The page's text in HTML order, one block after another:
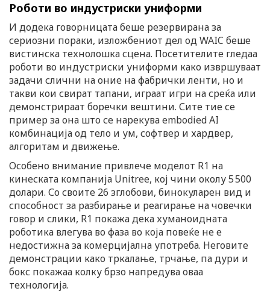
Роботи во индустриски униформи
И додека говорницата беше резервирана за
сериозни пораки, изложбениот дел од WAIC беше
вистинска технолошка сцена. Посетителите гледаа
роботи во индустриски униформи како извршуваат
задачи слични на оние на фабрички ленти, но и
такви кои свират тапани, играат игри на среќа или
демонстрираат боречки вештини. Сите тие се
пример за она што се нарекува embodied AI
комбинација од тело и ум, софтвер и хардвер,
алгоритам и движење.
Особено внимание привлече моделот R1 на
кинеската компанија Unitree, кој чини околу 5 500
долари. Со своите 26 зглобови, бинокуларен вид и
способност за разбирање и реагирање на човечки
говор и слики, R1 покажа дека хуманоидната
роботика влегува во фаза во која повеќе не е
недостижна за комерцијална употреба. Неговите
демонстрации како тркалање, трчање, па дури и
бокс покажаа колку брзо напредува оваа
технологија.